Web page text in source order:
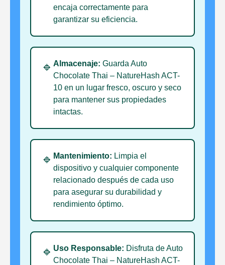
encaja correctamente para
garantizar su eficiencia.
🔹 Almacenaje: Guarda Auto
Chocolate Thai – NatureHash ACT-
10 en un lugar fresco, oscuro y seco
para mantener sus propiedades
intactas.
🔹 Mantenimiento: Limpia el
dispositivo y cualquier componente
relacionado después de cada uso
para asegurar su durabilidad y
rendimiento óptimo.
🔹 Uso Responsable: Disfruta de Auto
Chocolate Thai – NatureHash ACT-